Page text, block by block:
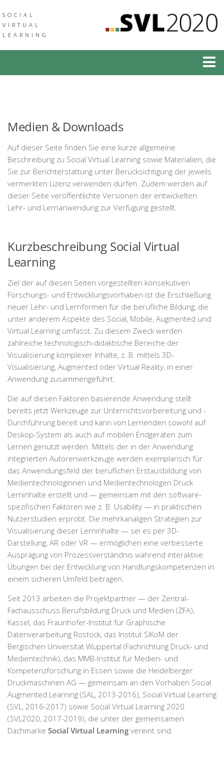
SOCIAL
VIRTUAL
LEARNING
Neuigkeiten
Verbund
Medien & Downloads
Community of Practice
Medien & Downloads
Auf dieser Seite finden Sie eine kurze allgemeine
Beschreibung zu Social Virtual Learning sowie Materialien, die
Sie zur Berichterstattung unter Berücksichtigung der jeweils
vermerkten Lizenz verwenden dürfen. Zudem werden auf
dieser Seite veröffentlichte Versionen der entwickelten
Lehr- und Lernanwendung zur Verfügung gestellt.
Kurzbeschreibung Social Virtual
Learning
Ziel der auf diesen Seiten vorgestellten konsekutiven
Forschungs- und Entwicklungsvorhaben ist die Erschließung
neuer Lehr- und Lernformen für die berufliche Bildung, die
unter anderem Aspekte des Social, Mobile, Augmented und
Virtual Learning umfasst. Zu diesem Zweck werden
zahlreiche technologisch-didaktische Bereiche der
Visualisierung komplexer Inhalte, z. B. mittels 3D-
Visualisierung, Augmented oder Virtual Reality, in einer
Anwendung zusammengeführt.
Die auf diesen Faktoren basierende Anwendung stellt
bereits jetzt Werkzeuge zur Unterrichtsvorbereitung und -
Durchführung bereit und kann von Lernenden sowohl auf
Deskop-System als auch auf mobilen Endgeräten zum
Lernen genutzt werden. Mittels der in der Anwendung
integrierten Autorenwerkzeuge werden exemplarisch für
das Anwendungsfeld der beruflichen Erstausbildung von
Medientechnologinnen und Medientechnologen Druck
Lerninhalte erstellt und — gemeinsam mit den software-
spezifischen Faktoren wie z. B. Usability — in praktischen
Nutzerstudien erprobt. Die mehrkanaligen Strategien zur
Visualisierung dieser Lerninhalte — sei es per 3D-
Darstellung, AR oder VR — ermöglichen eine verbesserte
Ausprägung von Prozessverständnis während interaktive
Übungen bei der Entwicklung von Handlungskompetenzen in
einem sicheren Umfeld beitragen.
Seit 2013 arbeiten die Projektpartner — der Zentral-
Fachausschuss Berufsbildung Druck und Medien (ZFA),
Kassel, das Fraunhofer-Institut für Graphische
Datenverarbeitung Rostock, das Institut SIKoM der
Bergischen Universität Wuppertal (Fachrichtung Druck- und
Medientechnik), das MMB-Institut für Medien- und
Kompetenzforschung in Essen sowie die Heidelberger
Druckmaschinen AG — gemeinsam an den Vorhaben Social
Augmented Learning (SAL, 2013-2016), Social Virtual Learning
(SVL, 2016-2017) sowie Social Virtual Learning 2020
(SVL2020, 2017-2019), die unter der gemeinsamen
Dachmarke Social Virtual Learning vereint sind.